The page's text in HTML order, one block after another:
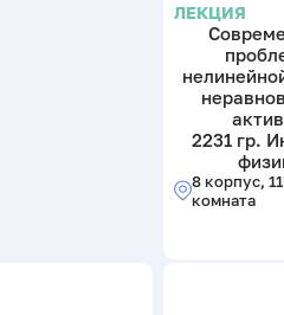
ЛЕКЦИЯ
2231 гр.
8 корпус,
комната